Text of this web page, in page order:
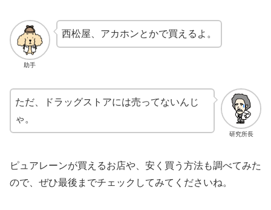
助手
西松屋、アカホンとかで買えるよ。
研究所長
ただ、ドラッグストアには売ってないんじ
ゃ。
ピュアレーンが買えるお店や、安く買う方法も調べてみた
ので、ぜひ最後までチェックしてみてくださいね。